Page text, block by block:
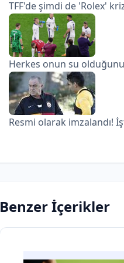
TFF'de şimdi de 'Rolex'
Herkes onun su
Resmi olarak imzalandı!
Benzer İçerikler